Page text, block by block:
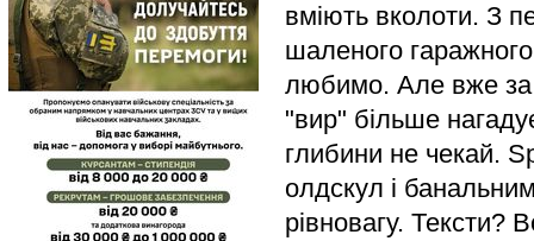
вміють вколоти. З
шаленого
любимо. Але вже за
"вир" більше
глибини не чекай.
олдскул і
рівновагу. Тексти?